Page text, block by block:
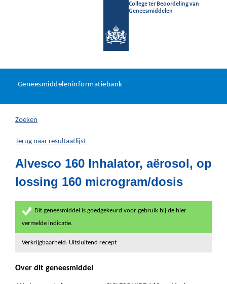
College ter Beoordeling van
Geneesmiddelen
U
hier:
Geneesmiddeleninformatiebank
Zoeken
Terug naar resultaatlijst
Alvesco 160 Inhalator, aërosol, op
lossing 160 microgram/dosis
Dit geneesmiddel is goedgekeurd voor gebruik bij de hier
vermelde indicatie.
Verkrijgbaarheid: Uitsluitend recept
Over dit geneesmiddel